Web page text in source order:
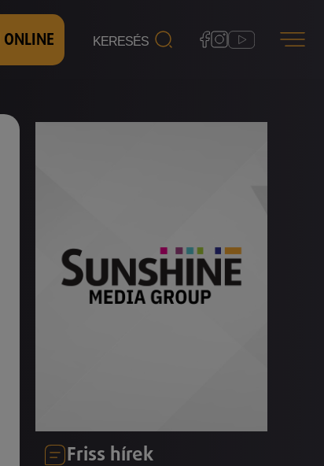
ONLINE
Friss hírek